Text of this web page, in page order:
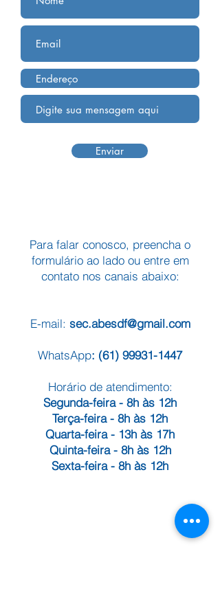
Enviar
Para falar conosco, preencha o
formulário ao lado ou entre em
contato nos canais abaixo:
E-mail: sec.abesdf@gmail.com
WhatsApp: (61) 99931-1447
Horário de atendimento:
Segunda-feira - 8h às 12h
Terça-feira - 8h às 12h
Quarta-feira - 13h às 17h
Quinta-feira - 8h às 12h
Sexta-feira- 8h às 12h